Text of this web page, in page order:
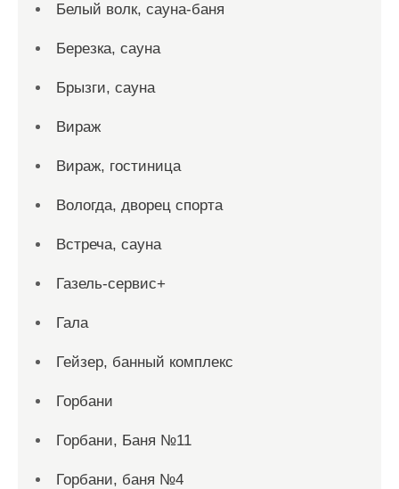
Белый волк, сауна-баня
Березка, сауна
Брызги, сауна
Вираж
Вираж, гостиница
Вологда, дворец спорта
Встреча, сауна
Газель-сервис+
Гала
Гейзер, банный комплекс
Горбани
Горбани, Баня №11
Горбани, баня №4